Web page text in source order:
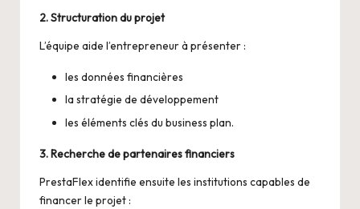
2. Structuration du projet
L’équipe aide l’entrepreneur à présenter :
les données financières
la stratégie de développement
les éléments clés du business plan.
3. Recherche de partenaires financiers
PrestaFlex identifie ensuite les institutions capables de
financer le projet :